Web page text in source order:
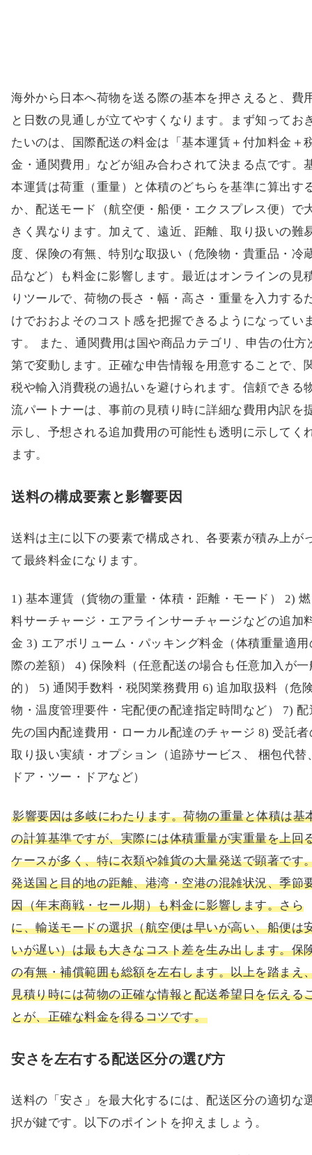
海外から日本へ荷物を送る際の基本を押さえると、費
と日数の見通しが立てやすくなります。まず知ってお
たいのは、国際配送の料金は「基本運賃＋付加料金＋
金・通関費用」などが組み合わされて決まる点です。
本運賃は荷重（重量）と体積のどちらを基準に算出す
か、配送モード（航空便・船便・エクスプレス便）で
きく異なります。加えて、遠近、距離、取り扱いの難
度、保険の有無、特別な取扱い（危険物・貴重品・冷
品など）も料金に影響します。最近はオンラインの見
りツールで、荷物の長さ・幅・高さ・重量を入力する
けでおおよそのコスト感を把握できるようになってい
す。 また、通関費用は国や商品カテゴリ、申告の仕方
第で変動します。正確な申告情報を用意することで、
税や輸入消費税の過払いを避けられます。信頼できる
流パートナーは、事前の見積り時に詳細な費用内訳を
示し、予想される追加費用の可能性も透明に示してく
ます。
送料の構成要素と影響要因
送料は主に以下の要素で構成され、各要素が積み上が
て最終料金になります。
1) 基本運賃（貨物の重量・体積・距離・モード） 2) 燃
料サーチャージ・エアラインサーチャージなどの追加
金 3) エアボリューム・パッキング料金（体積重量適用
際の差額） 4) 保険料（任意配送の場合も任意加入が一
的） 5) 通関手数料・税関業務費用 6) 追加取扱料（危
物・温度管理要件・宅配便の配達指定時間など） 7) 配
先の国内配達費用・ローカル配達のチャージ 8) 受託者
取り扱い実績・オプション（追跡サービス、 梱包代替
ドア・ツー・ドアなど）
影響要因は多岐にわたります。荷物の重量と体積は基
の計算基準ですが、実際には体積重量が実重量を上回
ケースが多く、特に衣類や雑貨の大量発送で顕著です
発送国と目的地の距離、港湾・空港の混雑状況、季節
因（年末商戦・セール期）も料金に影響します。さら
に、輸送モードの選択（航空便は早いが高い、船便は
いが遅い）は最も大きなコスト差を生み出します。保
の有無・補償範囲も総額を左右します。以上を踏まえ
見積り時には荷物の正確な情報と配送希望日を伝える
とが、正確な料金を得るコツです。
安さを左右する配送区分の選び方
送料の「安さ」を最大化するには、配送区分の適切な
択が鍵です。以下のポイントを抑えましょう。